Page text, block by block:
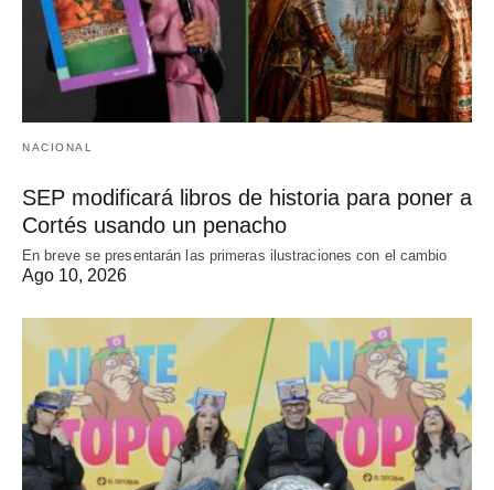
NACIONAL
SEP modificará libros de historia para poner a
Cortés usando un penacho
En breve se presentarán las primeras ilustraciones con el cambio
Ago 10, 2026